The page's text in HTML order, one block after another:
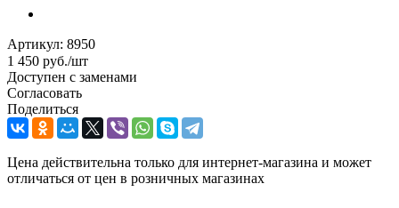
Артикул: 8950
1 450 руб./шт
Доступен с заменами
Согласовать
Поделиться
Цена действительна только для интернет-магазина и может
отличаться от цен в розничных магазинах